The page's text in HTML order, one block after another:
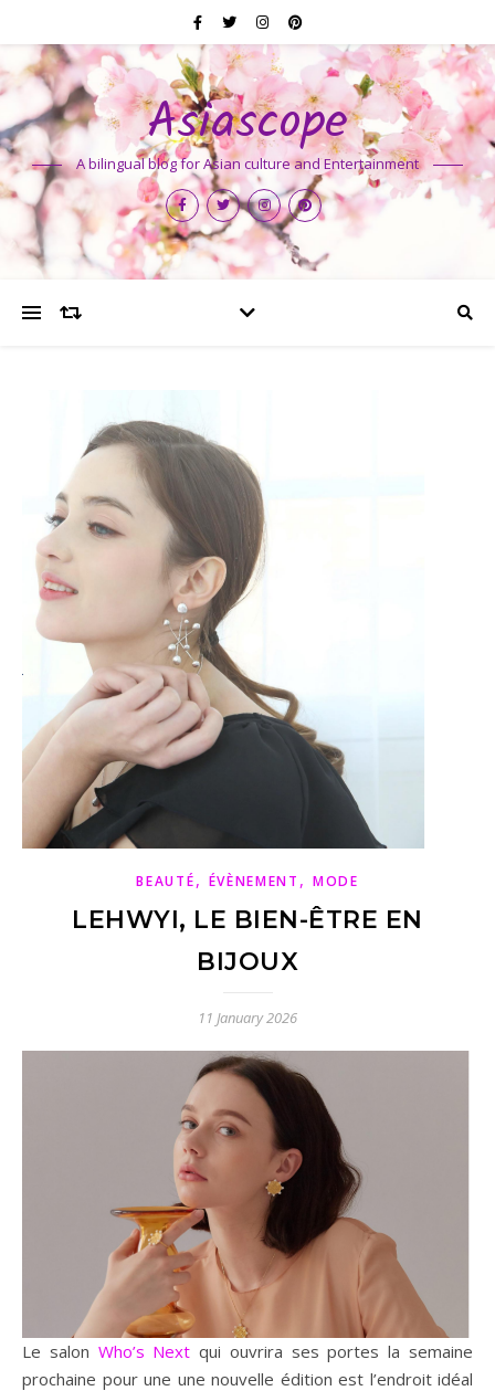
Asiascope
A bilingual blog for Asian culture and Entertainment
BEAUTÉ, ÉVÈNEMENT , MODE
LEHWYI, LE BIEN-ÊTRE EN
BIJOUX
11 January 2026
Le salon Who’s Next qui ouvrira ses portes la semaine
prochaine pour une une nouvelle édition est l’endroit idéal